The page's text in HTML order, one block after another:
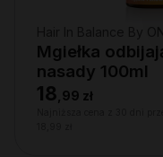
Mgiełka
nasady 100ml
18 99 zł